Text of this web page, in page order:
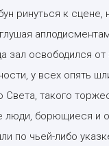
ринуться к
зал освободился
у всех опять
Света, такого
люди, борющиеся и
по чьей-либо